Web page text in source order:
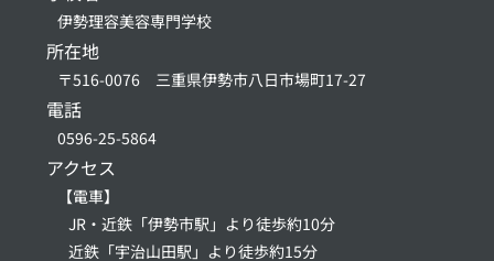
伊勢理容美容専門学校
所在地
〒516-0076 三重県伊勢市八日市場町17-27
電話
0596-25-5864
アクセス
【電車】
JR・近鉄「伊勢市駅」より徒歩約10分
近鉄「宇治山田駅」より徒歩約15分